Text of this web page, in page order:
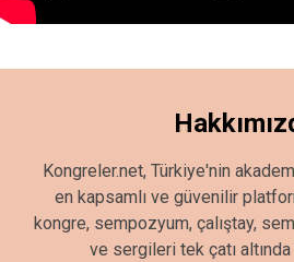
Kongreler.net, Türkiye'nin
en kapsamlı ve güvenilir
kongre, sempozyum, çalıştay,
ve sergileri tek çatı altında